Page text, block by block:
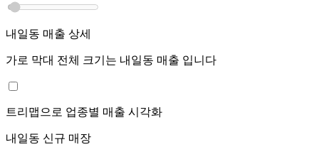
내일동 매출 상세
가로 막대 전체 크기는 내일동 매출 입니다
트리맵으로 업종별 매출 시각화
내일동 신규 매장